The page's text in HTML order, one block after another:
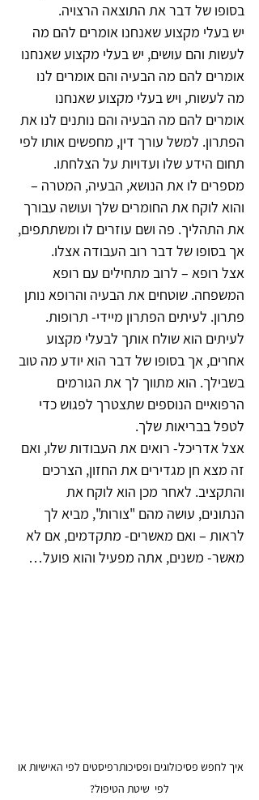
בסופו של דבר את התוצאה הרצויה.
יש בעלי מקצוע שאנחנו אומרים להם מה
לעשות והם עושים, יש בעלי מקצוע שאנחנו
אומרים להם מה הבעיה והם אומרים לנו
מה לעשות, ויש בעלי מקצוע שאנחנו
אומרים להם מה הבעיה והם נותנים לנו את
הפתרון. למשל עורך דין, מחפשים אותו לפי
תחום הידע שלו ועדויות על הצלחתו.
מספרים לו את הנושא, הבעיה, המטרה –
והוא לוקח את החומרים שלך ועושה עבורך
את התהליך. פה ושם עוזרים לו ומשתתפים,
אך בסופו של דבר רוב העבודה אצלו.
אצל רופא – לרוב מתחילים עם רופא
המשפחה. שוטחים את הבעיה והרופא נותן
פתרון. לעיתים הפתרון מיידי- תרופות.
לעיתים הוא שולח אותך לבעלי מקצוע
אחרים, אך בסופו של דבר הוא יודע מה טוב
בשבילך. הוא מתווך לך את הגורמים
הרפואיים הנוספים שתצטרך לפגוש כדי
לטפל בבריאות שלך.
אצל אדריכל- רואים את העבודות שלו, ואם
זה מצא חן מגדירים את החזון, הצרכים
והתקציב. לאחר מכן הוא לוקח את
הנתונים, עושה מהם "צורות", מביא לך
לראות – ואם מאשרים- מתקדמים, אם לא
מאשר- משנים, אתה מפעיל והוא פועל…
איך לחפש פסיכולוגים ופסיכותרפיסטים לפי האישיות או
לפי  שיטת הטיפול?